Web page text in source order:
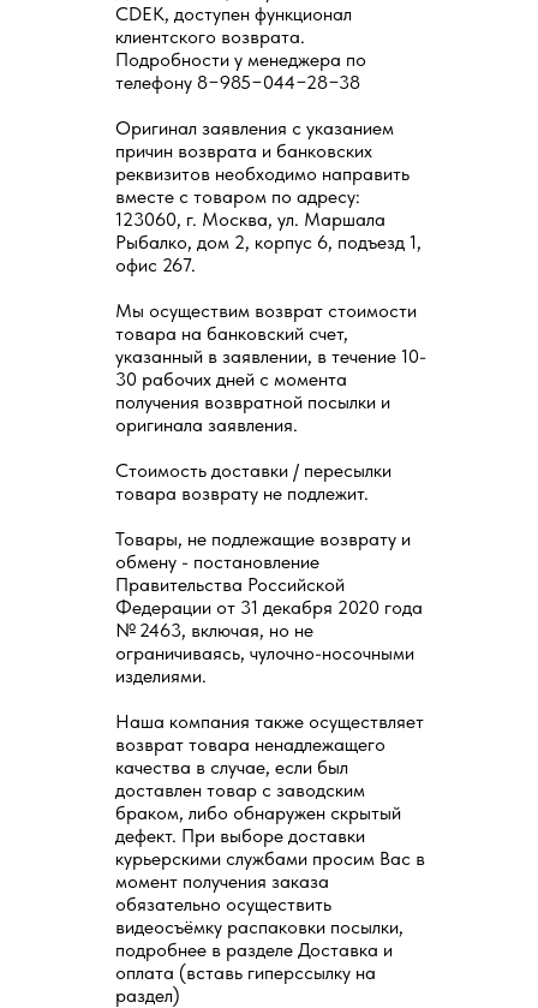
CDEK, доступен функционал
клиентского возврата.
Подробности у менеджера по
телефону 8−985−044−28−38
Оригинал заявления с указанием
причин возврата и банковских
реквизитов необходимо направить
вместе с товаром по адресу:
123060, г. Москва, ул. Маршала
Рыбалко, дом 2, корпус 6, подъезд 1,
офис 267.
Мы осуществим возврат стоимости
товара на банковский счет,
указанный в заявлении, в течение 10-
30 рабочих дней с момента
получения возвратной посылки и
оригинала заявления.
Стоимость доставки / пересылки
товара возврату не подлежит.
Товары, не подлежащие возврату и
обмену - постановление
Правительства Российской
Федерации от 31 декабря 2020 года
№ 2463, включая, но не
ограничиваясь, чулочно-носочными
изделиями.
Наша компания также осуществляет
возврат товара ненадлежащего
качества в случае, если был
доставлен товар с заводским
браком, либо обнаружен скрытый
дефект. При выборе доставки
курьерскими службами просим Вас в
момент получения заказа
обязательно осуществить
видеосъёмку распаковки посылки,
подробнее в разделе Доставка и
оплата (вставь гиперссылку на
раздел)